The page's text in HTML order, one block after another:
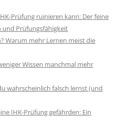
Prüfung ruinieren kann: Der feine
und Prüfungsfähigkeit
Warum mehr Lernen meist die
Wissen manchmal mehr
wahrscheinlich falsch lernst (und
IHK-Prüfung gefährden: Ein